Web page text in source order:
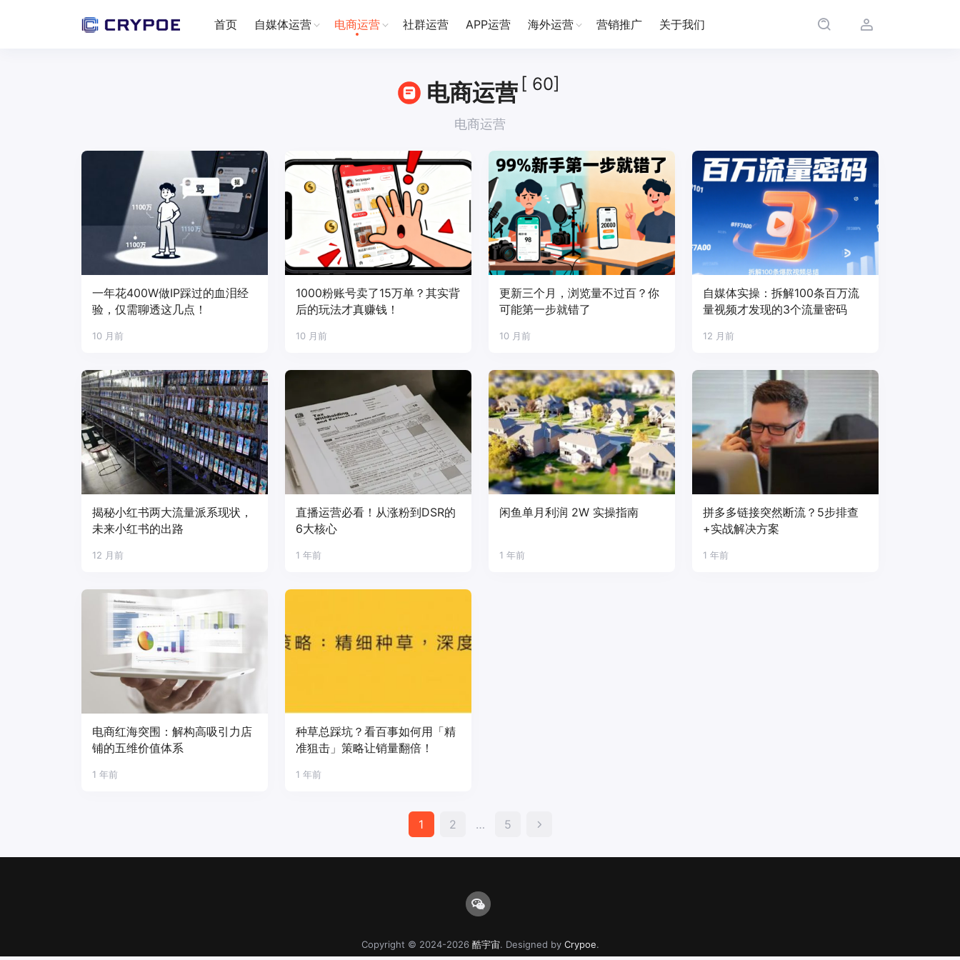
首页 自媒体运营 电商运营 社群运营 APP运营 海外运营 营销推广 关于我们
电商运营 [ 60]
电商运营
一年花400W做IP踩过的血泪经
验，仅需聊透这几点！
10 月前
1000粉账号卖了15万单？其实背
后的玩法才真赚钱！
10 月前
更新三个月，浏览量不过百？你
可能第一步就错了
10 月前
自媒体实操：拆解100条百万流
量视频才发现的3个流量密码
12 月前
揭秘小红书两大流量派系现状，
未来小红书的出路
12 月前
直播运营必看！从涨粉到DSR的
6大核心
1 年前
闲鱼单月利润 2W 实操指南
1 年前
拼多多链接突然断流？5步排查
+实战解决方案
1 年前
电商红海突围：解构高吸引力店
铺的五维价值体系
1 年前
种草总踩坑？看百事如何用「精
准狙击」策略让销量翻倍！
1 年前
文
章
1 2 … 5
Copyright © 2024-2026 酷宇宙. Designed by Crypoe.